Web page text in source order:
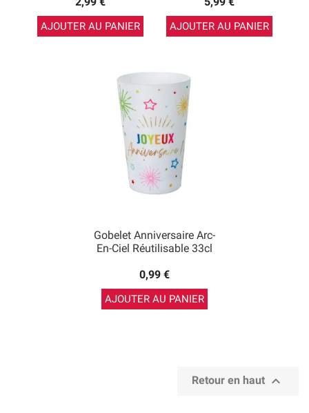
AJOUTER AU PANIER AJOUTER AU PANIER
Gobelet Anniversaire Arc-
En-Ciel Réutilisable 33cl
0,99 €
AJOUTER AU PANIER
Retour en haut 